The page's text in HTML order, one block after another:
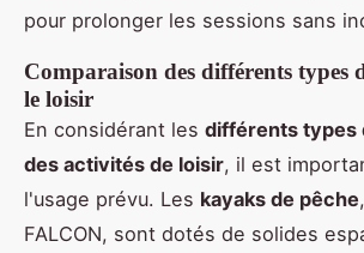
pour prolonger les sessions sans
Comparaison des différents types
le loisir
En considérant les différents types
des activités de loisir, il est
l'usage prévu. Les kayaks de pêche
FALCON, sont dotés de solides